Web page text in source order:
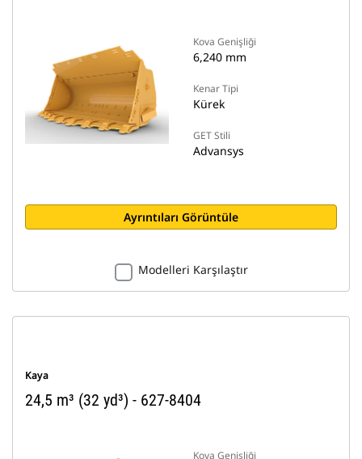
Kova Genişliği
6,240 mm
Kenar Tipi
Kürek
GET Stili
Advansys
Ayrıntıları Görüntüle
Modelleri Karşılaştır
Kaya
24,5 m³ (32 yd³) - 627-8404
Kova Genişliği